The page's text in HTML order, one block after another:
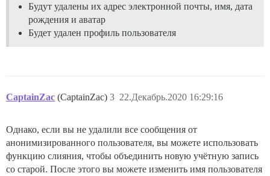
Будут удалены их адрес электронной почты, имя, дата
рождения и аватар
Будет удален профиль пользователя
CaptainZac (CaptainZac) 22.Декабрь.2020 16:29:16
3
Однако, если вы не удалили все сообщения от
анонимизированного пользователя, вы можете использовать
функцию слияния, чтобы объединить новую учётную запись
со старой. После этого вы можете изменить имя пользователя